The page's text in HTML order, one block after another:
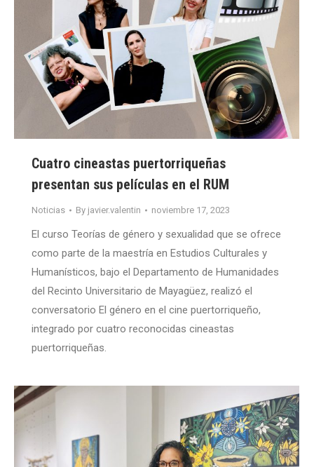
Cuatro cineastas puertorriqueñas
presentan sus películas en el RUM
Noticias By javier.valentin noviembre 17, 2023
El curso Teorías de género y sexualidad que se ofrece
como parte de la maestría en Estudios Culturales y
Humanísticos, bajo el Departamento de Humanidades
del Recinto Universitario de Mayagüez, realizó el
conversatorio El género en el cine puertorriqueño,
integrado por cuatro reconocidas cineastas
puertorriqueñas.